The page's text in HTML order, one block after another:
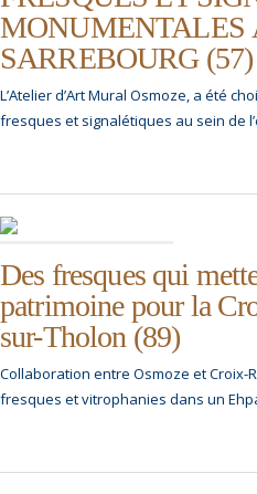
MONUMENTALES
SARREBOURG (57)
L’Atelier d’Art Mural Osmoze, a été
fresques et signalétiques au sein de
Des fresques qui
patrimoine pour la
sur-Tholon (89)
Collaboration entre Osmoze et Croix-
fresques et vitrophanies dans un